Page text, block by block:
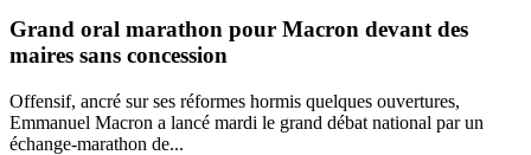
Grand oral marathon pour Macron devant des
maires sans concession
Offensif, ancré sur ses réformes hormis quelques ouvertures,
Emmanuel Macron a lancé mardi le grand débat national par un
échange-marathon de...